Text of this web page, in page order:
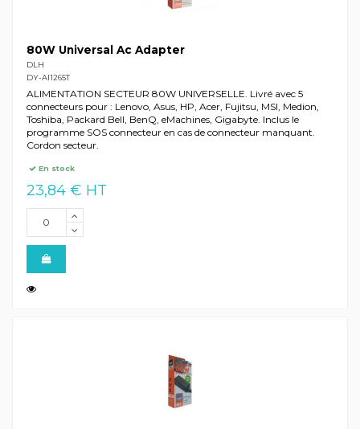
80W Universal Ac Adapter
DLH
DY-AI1265T
ALIMENTATION SECTEUR 80W UNIVERSELLE. Livré avec 5
connecteurs pour : Lenovo, Asus, HP, Acer, Fujitsu, MSI, Medion,
Toshiba, Packard Bell, BenQ, eMachines, Gigabyte. Inclus le
programme SOS connecteur en cas de connecteur manquant.
Cordon secteur.
En stock
23,84 € HT